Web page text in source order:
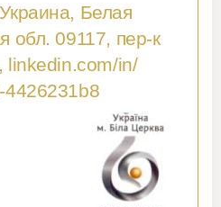
Белая
обл. 09117, пер-к
linkedin.com/in/
4426231b8